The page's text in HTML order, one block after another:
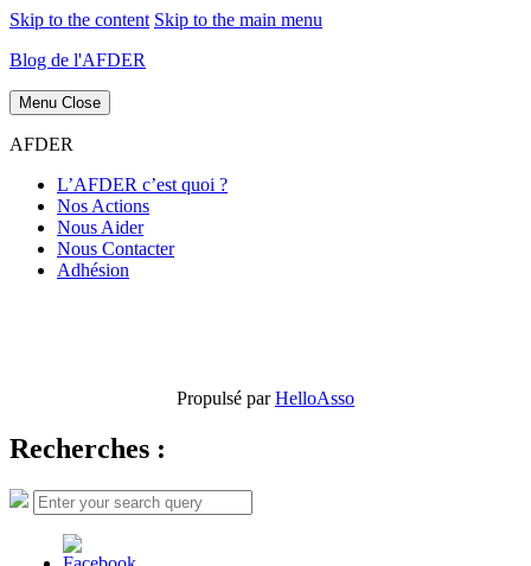
Skip to the content Skip to the main menu
Blog de l'AFDER
Menu Close
AFDER
L’AFDER c’est quoi ?
Nos Actions
Nous Aider
Nous Contacter
Adhésion
Propulsé parHelloAsso
Recherches :
Search
for:
Search